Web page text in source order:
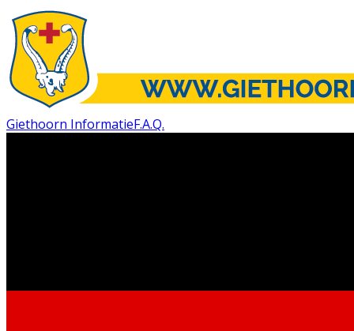
Giethoorn InformatieF.A.Q.